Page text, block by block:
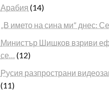
Арабия (14)
„В името на сина ми“ днес:
Министър Шишков взриви
се…
(12)
Русия разпространи
(11)